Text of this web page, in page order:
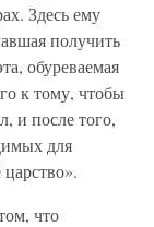
Здесь ему
получить
обуреваемая
к тому, чтобы
и после того,
для
что